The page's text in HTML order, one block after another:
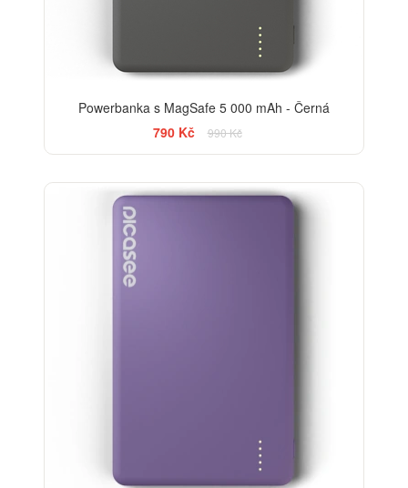
Powerbanka s MagSafe 5 000 mAh - Černá
790 Kč
990 Kč